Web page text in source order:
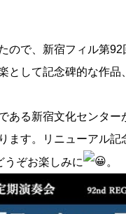
ので、新宿フィル第
として記念碑的な作
ある新宿文化センタ
ます。リニューアル
うぞお楽しみに
。